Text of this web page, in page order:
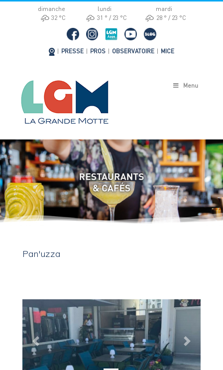
dimanche
32 °C
lundi
31 °
23 °C
mardi
28 °
23 °C
PRESSE PROS OBSERVATOIRE MICE
Menu
Pan'uzza
Previous Next